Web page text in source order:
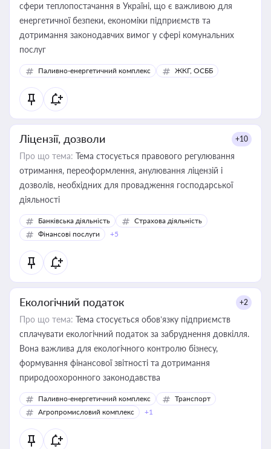
сфери теплопостачання в Україні, що є важливою для
енергетичної безпеки, економіки підприємств та
дотримання законодавчих вимог у сфері комунальних
послуг
Паливно-енергетичний комплекс ЖКГ, ОСББ
Ліцензії, дозволи +10
Про що тема: Тема стосується правового регулювання
отримання, переоформлення, анулювання ліцензій і
дозволів, необхідних для провадження господарської
діяльності
Банківська діяльність
Страхова діяльність
Фінансові послуги
+5
Екологічний податок +2
Про що тема: Тема стосується обов’язку підприємств
сплачувати екологічний податок за забруднення довкілля.
Вона важлива для екологічного контролю бізнесу,
формування фінансової звітності та дотримання
природоохоронного законодавства
Паливно-енергетичний комплекс
Транспорт
Агропромисловий комплекс
+1